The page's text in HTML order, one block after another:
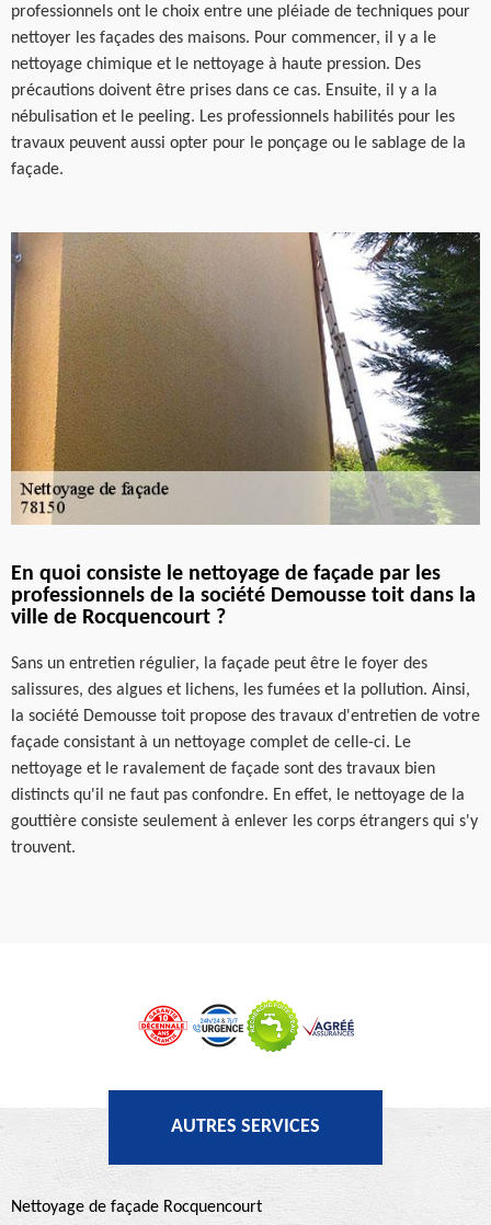
professionnels ont le choix entre une pléiade de techniques pour
nettoyer les façades des maisons. Pour commencer, il y a le
nettoyage chimique et le nettoyage à haute pression. Des
précautions doivent être prises dans ce cas. Ensuite, il y a la
nébulisation et le peeling. Les professionnels habilités pour les
travaux peuvent aussi opter pour le ponçage ou le sablage de la
façade.
En quoi consiste le nettoyage de façade par les
professionnels de la société Demousse toit dans la
ville de Rocquencourt ?
Sans un entretien régulier, la façade peut être le foyer des
salissures, des algues et lichens, les fumées et la pollution. Ainsi,
la société Demousse toit propose des travaux d'entretien de votre
façade consistant à un nettoyage complet de celle-ci. Le
nettoyage et le ravalement de façade sont des travaux bien
distincts qu'il ne faut pas confondre. En effet, le nettoyage de la
gouttière consiste seulement à enlever les corps étrangers qui s'y
trouvent.
AUTRES SERVICES
Nettoyage de façade Rocquencourt